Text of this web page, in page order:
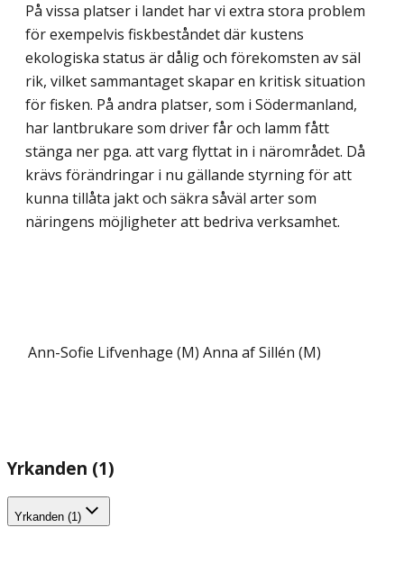
På vissa platser i landet har vi extra stora problem
för exempelvis fiskbeståndet där kustens
ekologiska status är dålig och förekomsten av säl
rik, vilket sammantaget skapar en kritisk situation
för fisken. På andra platser, som i Södermanland,
har lantbrukare som driver får och lamm fått
stänga ner pga. att varg flyttat in i närområdet. Då
krävs förändringar i nu gällande styrning för att
kunna tillåta jakt och säkra såväl arter som
näringens möjligheter att bedriva verksamhet.
Ann-Sofie Lifvenhage (M) Anna af Sillén (M)
Yrkanden (1)
Yrkanden (1)